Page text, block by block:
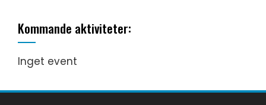
Kommande aktiviteter:
Inget event